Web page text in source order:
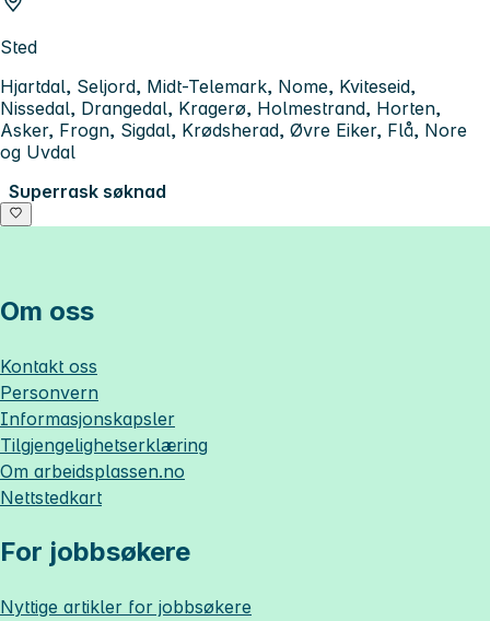
Sted
Hjartdal, Seljord, Midt-Telemark, Nome, Kviteseid,
Nissedal, Drangedal, Kragerø, Holmestrand, Horten,
Asker, Frogn, Sigdal, Krødsherad, Øvre Eiker, Flå, Nore
og Uvdal
Superrask søknad
Om oss
Kontakt oss
Personvern
Informasjonskapsler
Tilgjengelighetserklæring
Om arbeidsplassen.no
Nettstedkart
For jobbsøkere
Nyttige artikler for jobbsøkere